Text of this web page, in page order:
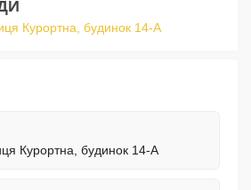
Курортна, будинок 14-А
Курортна, будинок 14-А